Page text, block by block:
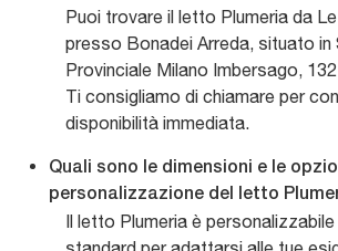
Puoi trovare il letto Plumeria da
presso Bonadei Arreda, situato in
Provinciale Milano Imbersago,
Ti consigliamo di chiamare per
disponibilità immediata.
Quali sono le dimensioni e le
personalizzazione del letto
Il letto Plumeria è